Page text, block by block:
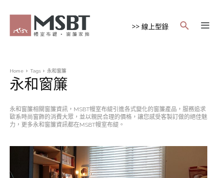
>> 線上型錄
Home Tags 永和窗簾
永和窗簾
永和窗簾相關窗簾資訊，MSBT幔室布緹引進各式變化的窗簾產品，服務追求
歐系時尚窗飾的消費大眾，並以親民合理的價格，讓您感受客製訂做的絕佳魅
力，更多永和窗簾資訊都在MSBT幔室布緹。